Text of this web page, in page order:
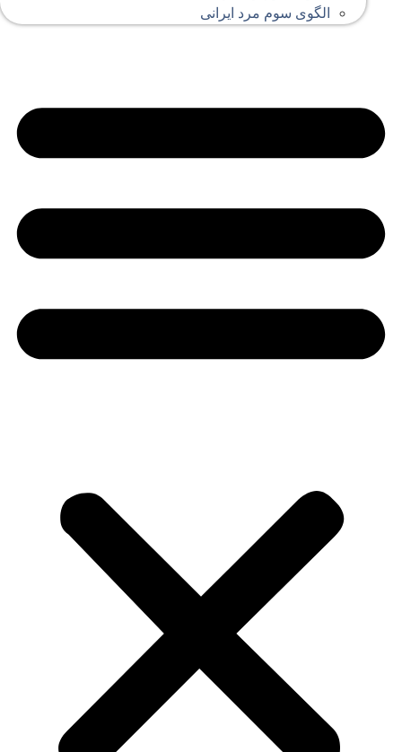
الگوی سوم مرد ایرانی